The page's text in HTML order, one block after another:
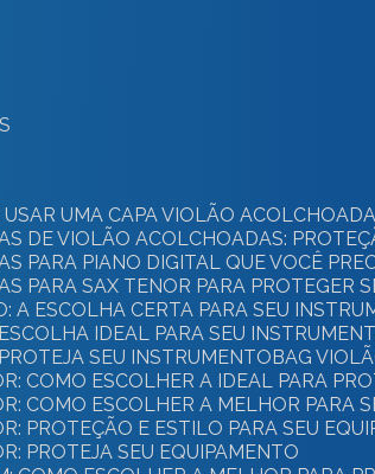
USAR UMA CAPA VIOLÃO
DE VIOLÃO ACOLCHOADAS:
PARA PIANO DIGITAL QUE VOCÊ
PARA SAX TENOR PARA PROTEGER
A ESCOLHA CERTA PARA SEU
IDEAL PARA SEU
SEU INSTRUMENTO
BAG
COMO ESCOLHER A IDEAL PARA
COMO ESCOLHER A MELHOR PARA
PROTEÇÃO E ESTILO PARA SEU
PROTEJA SEU EQUIPAMENTO